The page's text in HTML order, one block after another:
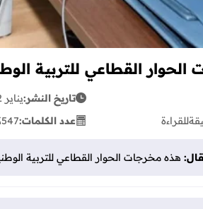
القطاعي للتربية الوطنية ليوم
تاريخ النشر:يناير 22, 2020
للقراءة عدد الكلمات:547
هذه مخرجات الحوار القطاعي للتربية الوطنية ليوم